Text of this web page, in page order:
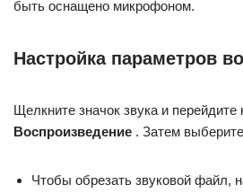
быть оснащено микрофоном.
Настройка параметров
Щелкните значок звука и перейдите
Воспроизведение . Затем
Чтобы обрезать звуковой файл,